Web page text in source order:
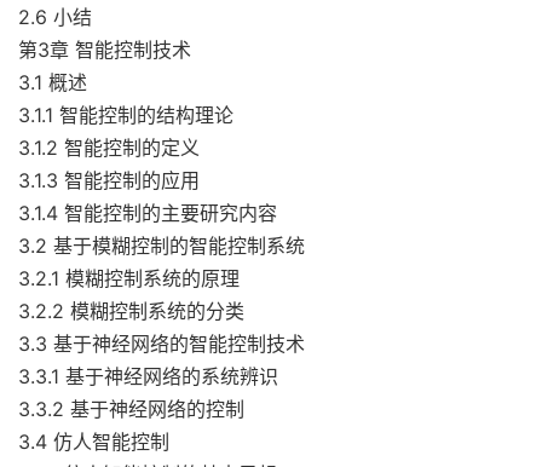
2.6 小结
第3章 智能控制技术
3.1 概述
3.1.1 智能控制的结构理论
3.1.2 智能控制的定义
3.1.3 智能控制的应用
3.1.4 智能控制的主要研究内容
3.2 基于模糊控制的智能控制系统
3.2.1 模糊控制系统的原理
3.2.2 模糊控制系统的分类
3.3 基于神经网络的智能控制技术
3.3.1 基于神经网络的系统辨识
3.3.2 基于神经网络的控制
3.4 仿人智能控制